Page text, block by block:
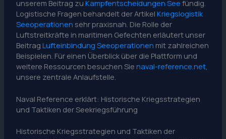
unserem Beitrag zu Kampfentscheidungen See fündig.
Logistische Fragen behandelt der Artikel Kriegslogistik
Seeoperationen sehr praxisnah. Die Rolle der
Luftstreitkräfte in maritimen Gefechten erläutert unser
Beitrag Lufteinbindung Seeoperationen mit zahlreichen
Beispielen. Für einen Überblick über die Plattform und
weitere Ressourcen besuchen Sie naval-reference.net,
unsere zentrale Anlaufstelle.
Naval Reference erklärt: Historische Kriegsstrategien
und Taktiken der Seekriegsführung
Historische Kriegsstrategien und Taktiken der